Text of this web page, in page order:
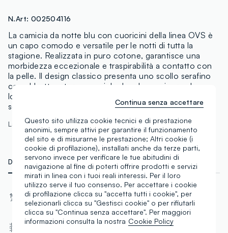
N.Art: 002504116
La camicia da notte blu con cuoricini della linea OVS è
un capo comodo e versatile per le notti di tutta la
stagione. Realizzata in puro cotone, garantisce una
morbidezza eccezionale e traspirabilità a contatto con
la pelle. Il design classico presenta uno scollo serafino
con abbottonatura e maniche lunghe, assicurando un
look tradizionale e confortevole. Perfetta per chi cerca
semplicità senza rinunciare allo stile.
La modella è alta 178 cm ed indossa una S
DETTAGLI TECNICI MATERIALI E FILIERA
Materiale
Cotone
Caldo cotone
Tessuto
Collo serafino
Questo sito utilizza cookie tecnici e di prestazione
anonimi, sempre attivi per garantire il funzionamento
del sito e di misurarne le prestazione; Altri cookie (i
cookie di profilazione), installati anche da terze parti,
servono invece per verificare le tue abitudini di
navigazione al fine di poterti offrire prodotti e servizi
mirati in linea con i tuoi reali interessi. Per il loro
utilizzo serve il tuo consenso. Per accettare i cookie
di profilazione clicca su "accetta tutti i cookie", per
selezionarli clicca su "Gestisci cookie" o per rifiutarli
clicca su "Continua senza accettare". Per maggiori
informazioni consulta la nostra Cookie Policy
Continua senza accettare